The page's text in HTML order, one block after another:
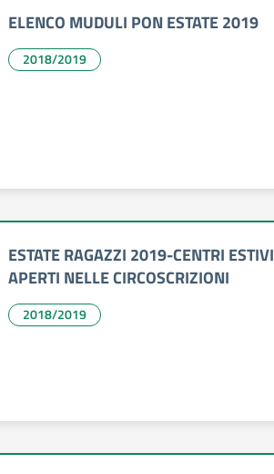
ELENCO MUDULI PON ESTATE 2019
2018/2019
ESTATE RAGAZZI 2019-CENTRI ESTIVI
APERTI NELLE CIRCOSCRIZIONI
2018/2019